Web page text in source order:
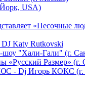
USA)
«Песочные
Katy Rutkovski
шоу "Хали-Гали" (г.
«Русский Размер» (г.
- Dj Игорь КОКС (г.